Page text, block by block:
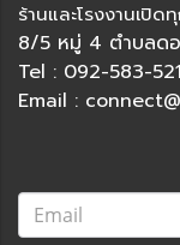
ร้านและโรงงานเปิ
8/5 หมู่ 4 ตำบลด
Tel : 092-583-
Email :